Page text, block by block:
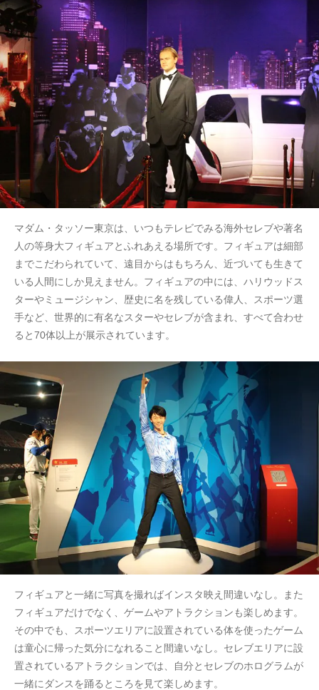
マダム・タッソー東京は、いつもテレビでみる海外セレブや著名
人の等身大フィギュアとふれあえる場所です。フィギュアは細部
までこだわられていて、遠目からはもちろん、近づいても生きて
いる人間にしか見えません。フィギュアの中には、ハリウッドス
ターやミュージシャン、歴史に名を残している偉人、スポーツ選
手など、世界的に有名なスターやセレブが含まれ、すべて合わせ
ると70体以上が展示されています。
フィギュアと一緒に写真を撮ればインスタ映え間違いなし。また
フィギュアだけでなく、ゲームやアトラクションも楽しめます。
その中でも、スポーツエリアに設置されている体を使ったゲーム
は童心に帰った気分になれること間違いなし。セレブエリアに設
置されているアトラクションでは、自分とセレブのホログラムが
一緒にダンスを踊るところを見て楽しめます。